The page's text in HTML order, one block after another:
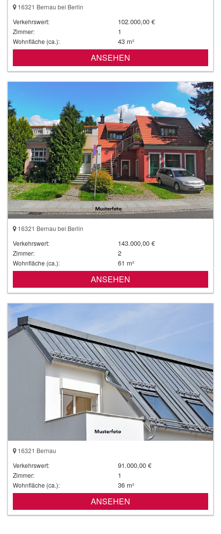
16321 Bernau bei Berlin
Verkehrswert:
102.000,00 €
Zimmer: 1
Wohnfläche (ca.): 43 m²
ANSEHEN
16321 Bernau bei Berlin
Verkehrswert:
143.000,00 €
Zimmer: 2
Wohnfläche (ca.): 61 m²
ANSEHEN
16321 Bernau
Verkehrswert:
91.000,00 €
Zimmer: 1
Wohnfläche (ca.): 36 m²
ANSEHEN